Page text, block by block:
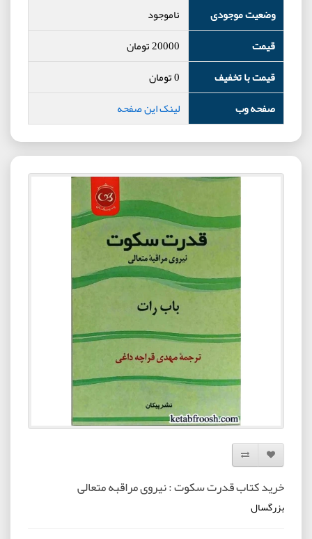
وضعیت موجودی
ناموجود
قیمت
20000تومان
قیمت با تخفیف
0تومان
صفحه وب
لینک این صفحه
افزودن به لیست دلخواه
مقایسه این محصول
خرید کتاب قدرت سکوت : نیروی مراقبه متعالی
بزرگسال